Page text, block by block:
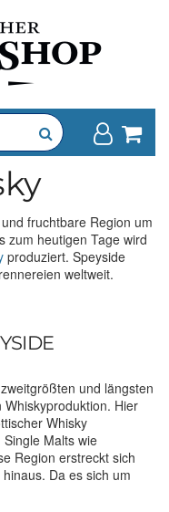
fruchtbare Region um
zum heutigen Tage wird
produziert. Speyside
weltweit.
und längsten
Hier
Whisky
Malts wie
Region erstreckt sich
Da es sich um
die Grenzen auch nie